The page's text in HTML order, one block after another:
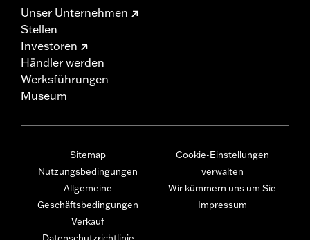
Unser Unternehmen
Stellen
Investoren
Händler werden
Werksführungen
Museum
Sitemap
Nutzungsbedingungen
Allgemeine
Geschäftsbedingungen
Verkauf
Datenschutzrichtlinie
Cookie-Einstellungen
verwalten
Wir kümmern uns um Sie
Impressum